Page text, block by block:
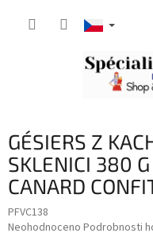
GÉSIERS Z
SKLENICI 380
CANARD
PFVC138
Průměrné
Neohodnoceno Podrobnosti